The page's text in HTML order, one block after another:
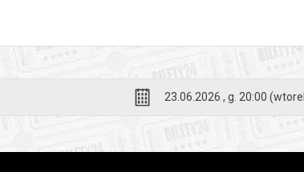
23.06.2026 , g. 20:00